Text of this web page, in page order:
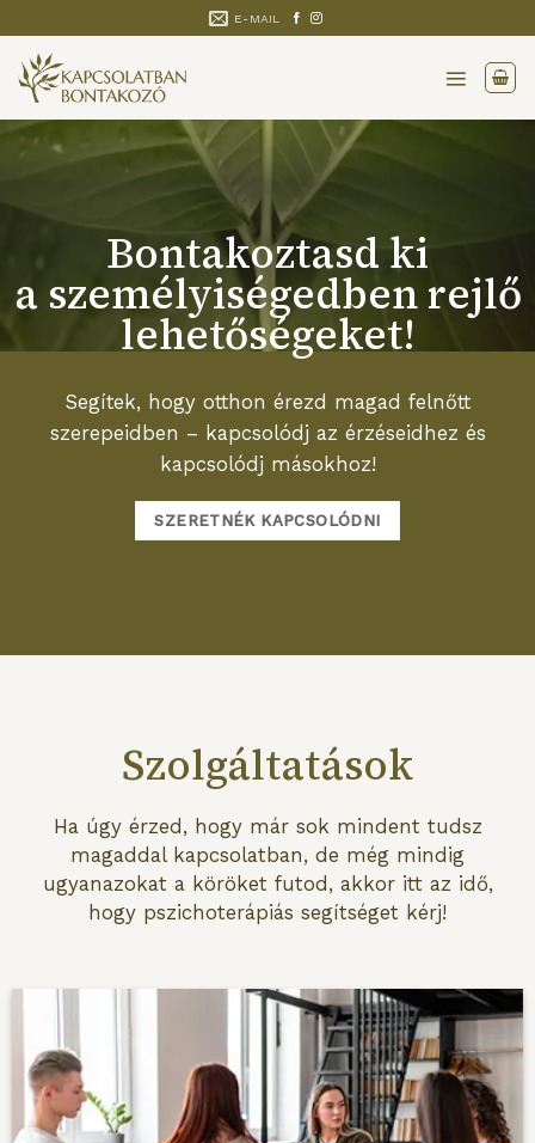
to
content
E-MAIL
Bontakoztasd ki
a személyiségedben rejlő
lehetőségeket!
Segítek, hogy otthon érezd magad felnőtt
szerepeidben – kapcsolódj az érzéseidhez és
kapcsolódj másokhoz!
SZERETNÉK KAPCSOLÓDNI
Szolgáltatások
Ha úgy érzed, hogy már sok mindent tudsz
magaddal kapcsolatban, de még mindig
ugyanazokat a köröket futod, akkor itt az idő,
hogy pszichoterápiás segítséget kérj!